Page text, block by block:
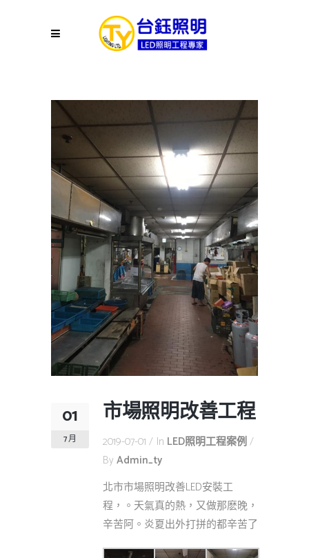
01
7 月
市場照明改善工程
2019-07-01 In LED照明工程案例
By Admin_ty
北市市場照明改善LED安裝工
程，。天氣真的熱，又做那麽晚，
辛苦阿。炎夏出外打拼的都辛苦了